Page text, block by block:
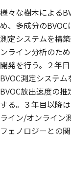
様々な樹木による
め、多成分の
測定システムを構
ンライン分析のた
開発を行う。２年
BVOC測定システム
BVOC放出速度の
する。３年目以降
ライン/オンライン
フェノロジーとの